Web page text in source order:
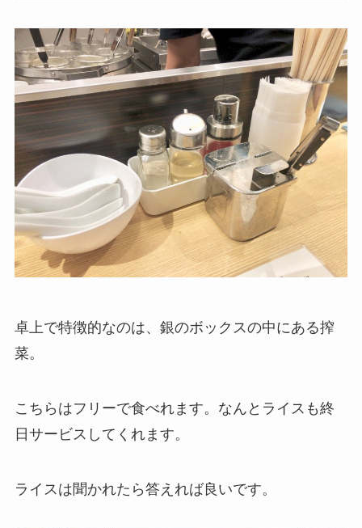
卓上で特徴的なのは、銀のボックスの中にある搾
菜。
こちらはフリーで食べれます。なんとライスも終
日サービスしてくれます。
ライスは聞かれたら答えれば良いです。